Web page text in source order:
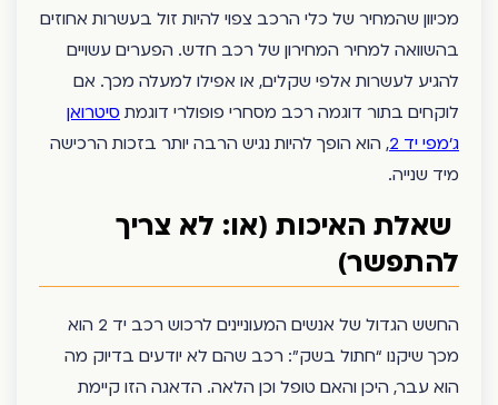
מכיוון שהמחיר של כלי הרכב צפוי להיות זול בעשרות אחוזים
בהשוואה למחיר המחירון של רכב חדש. הפערים עשויים
להגיע לעשרות אלפי שקלים, או אפילו למעלה מכך. אם
לוקחים בתור דוגמה רכב מסחרי פופולרי דוגמת סיטרואן
ג’מפי יד 2
, הוא הופך להיות נגיש הרבה יותר בזכות הרכישה
מיד שנייה.
שאלת האיכות (או: לא צריך
להתפשר)
החשש הגדול של אנשים המעוניינים לרכוש רכב יד 2 הוא
מכך שיקנו “חתול בשק”: רכב שהם לא יודעים בדיוק מה
הוא עבר, היכן והאם טופל וכן הלאה. הדאגה הזו קיימת